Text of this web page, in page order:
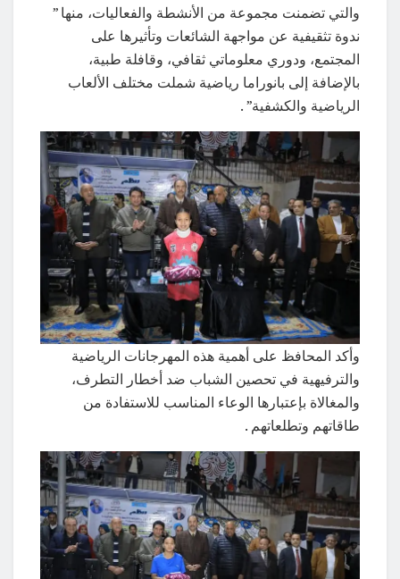
والتي تضمنت مجموعة من الأنشطة والفعاليات، منها ”
ندوة تثقيفية عن مواجهة الشائعات وتأثيرها على
المجتمع، ودوري معلوماتي ثقافي، وقافلة طبية،
بالإضافة إلى بانوراما رياضية شملت مختلف الألعاب
الرياضية والكشفية” .
وأكد المحافظ على أهمية هذه المهرجانات الرياضية
والترفيهية في تحصين الشباب ضد أخطار التطرف،
والمغالاة بإعتبارها الوعاء المناسب للاستفادة من
طاقاتهم وتطلعاتهم .